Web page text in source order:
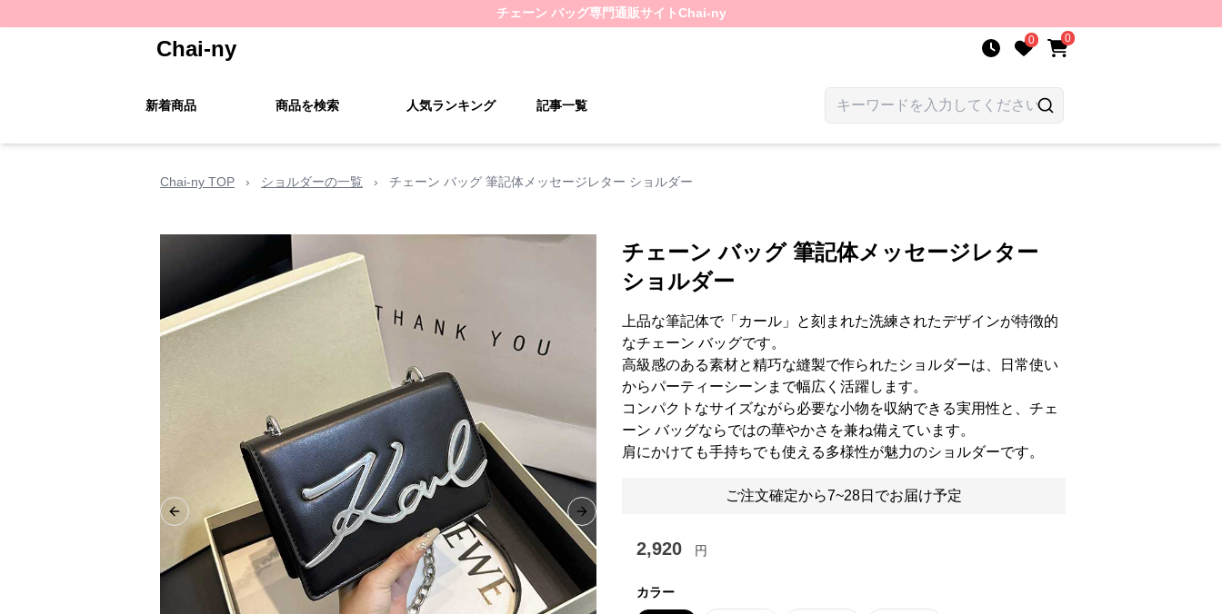
チェーン バッグ専門通販サイトChai-ny
Chai-ny 0 0
新着商品 商品を検索 人気ランキング 記事一覧
Chai-ny TOP › ショルダーの一覧 › チェーン バッグ 筆記体メッセージレター ショルダー
Previous slide Next slide
チェーン バッグ 筆記体メッセージレター
ショルダー
上品な筆記体で「カール」と刻まれた洗練されたデザインが特徴的
なチェーン バッグです。
高級感のある素材と精巧な縫製で作られたショルダーは、日常使い
からパーティーシーンまで幅広く活躍します。
コンパクトなサイズながら必要な小物を収納できる実用性と、チェ
ーン バッグならではの華やかさを兼ね備えています。
肩にかけても手持ちでも使える多様性が魅力のショルダーです。
ご注文確定から7~28日でお届け予定
2,920 円
カラー